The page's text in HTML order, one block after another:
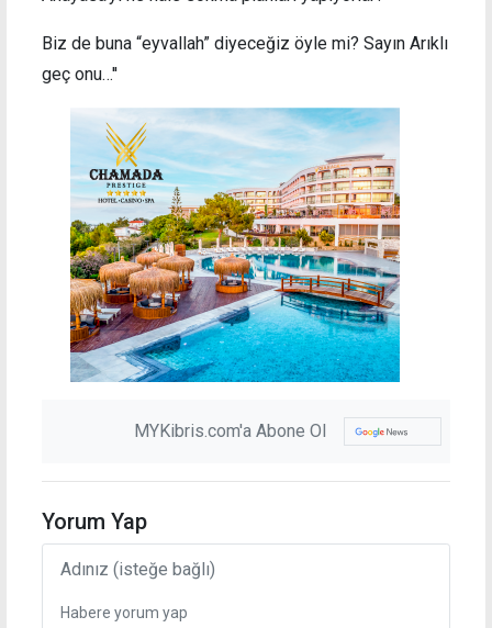
Biz de buna “eyvallah” diyeceğiz öyle mi? Sayın Arıklı
geç onu…''
MYKibris.com'a Abone Ol
Yorum Yap